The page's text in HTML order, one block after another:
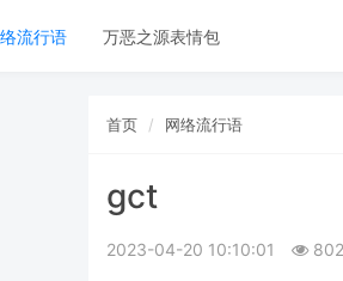
流行语 万恶之源表情包
首页 网络流行语
gct
2023-04-20 10:10:01